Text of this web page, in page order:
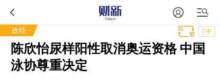
政经 T中
陈欣怡尿样阳性取消奥运资格 中国
泳协尊重决定